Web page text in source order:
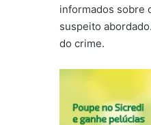
informados sobre
suspeito
do crime.